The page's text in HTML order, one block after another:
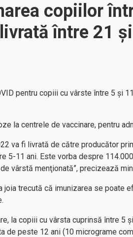
copiilor
între 21
pentru copiii cu vârste între 5 şi
la centrele de vaccinare, pentru
va fi livrată de către producător
5-11 ani. Este vorba despre
vârstă menţionată”, precizează
joia trecută că imunizarea se poate
la copiii cu vârsta cuprinsă între 5
de peste 12 ani (10 micrograme